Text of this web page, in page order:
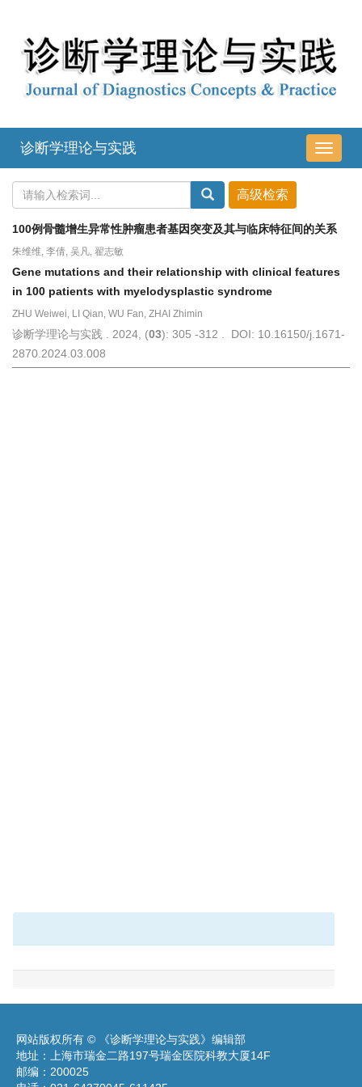
导
航
诊断学理论与实践
100例骨髓增生异常性肿瘤患者基因突变及其与临床特征间的关系
朱维维, 李倩, 吴凡, 翟志敏
Gene mutations and their relationship with clinical features
in 100 patients with myelodysplastic syndrome
ZHU Weiwei, LI Qian, WU Fan, ZHAI Zhimin
诊断学理论与实践 . 2024, (03): 305 -312 . DOI: 10.16150/j.1671-
2870.2024.03.008
网站版权所有 © 《诊断学理论与实践》编辑部
地址：上海市瑞金二路197号瑞金医院科教大厦14F
邮编：200025